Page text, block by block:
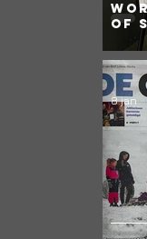
of
8 jan